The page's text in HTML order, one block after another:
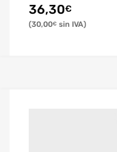
36,30€
30,00€